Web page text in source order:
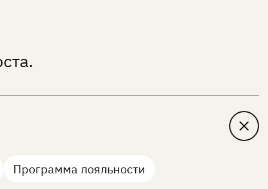
Программа лояльности